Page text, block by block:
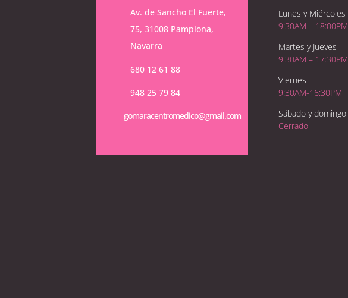
Av. de Sancho El Fuerte,
75, 31008 Pamplona,
Navarra
680 12 61 88
948 25 79 84
gomaracentromedico@gmail.com
Lunes y Miércoles
9:30AM – 18:00PM
Martes y Jueves
9:30AM – 17:30PM
Viernes
9:30AM-16:30PM
Sábado y domingo
Cerrado